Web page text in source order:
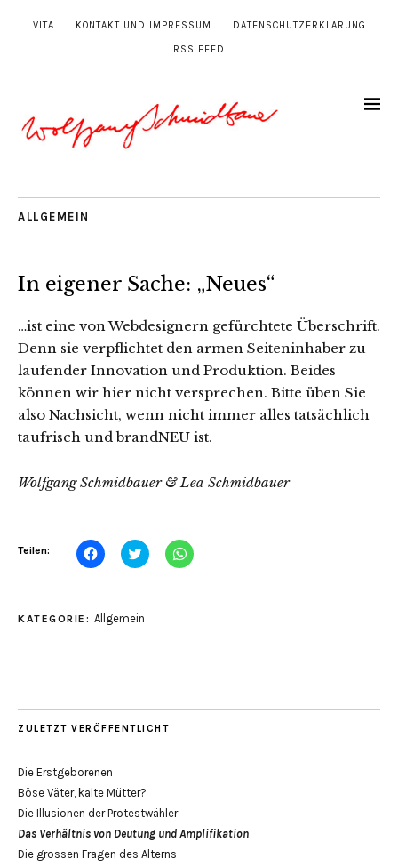
VITA KONTAKT UND IMPRESSUM DATENSCHUTZERKLÄRUNG
RSS FEED
ALLGEMEIN
In eigener Sache: „Neues“
…ist eine von Webdesignern gefürchtete Überschrift.
Denn sie verpflichtet den armen Seiteninhaber zu
laufender Innovation und Produktion. Beides
können wir hier nicht versprechen. Bitte üben Sie
also Nachsicht, wenn nicht immer alles tatsächlich
taufrisch und brandNEU ist.
Wolfgang Schmidbauer & Lea Schmidbauer
Teilen: Klick,
um
(Wird
Klick,
um
(Wird
Klicken,
um
KATEGORIE: Allgemein
ZULETZT VERÖFFENTLICHT
Die Erstgeborenen
Böse Väter, kalte Mütter?
Die Illusionen der Protestwähler
Das Verhältnis von Deutung und Amplifikation
Die grossen Fragen des Alterns